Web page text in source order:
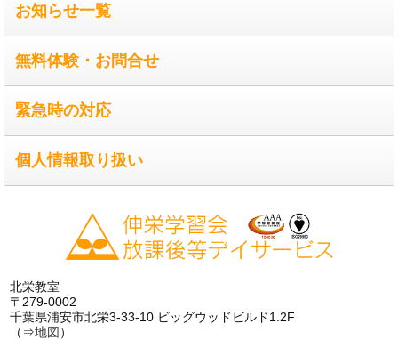
お知らせ一覧
無料体験・お問合せ
緊急時の対応
個人情報取り扱い
北栄教室
〒279-0002
千葉県浦安市北栄3-33-10 ビッグウッドビルド1.2F
（⇒地図 ）